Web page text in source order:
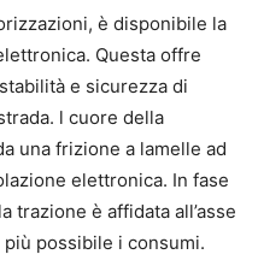
è disponibile la
Questa offre
e sicurezza di
l cuore della
una frizione a lamelle ad
elettronica. In fase
trazione è affidata all’asse
possibile i consumi.